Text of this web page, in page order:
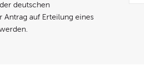
deutschen
auf Erteilung eines